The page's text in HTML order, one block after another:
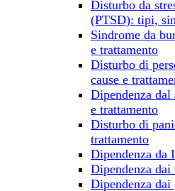
Disturbo da
(PTSD): tipi,
Sindrome da
e trattamento
Disturbo di
cause e
Dipendenza
e trattamento
Disturbo di
trattamento
Dipendenza da
Dipendenza
Dipendenza dai